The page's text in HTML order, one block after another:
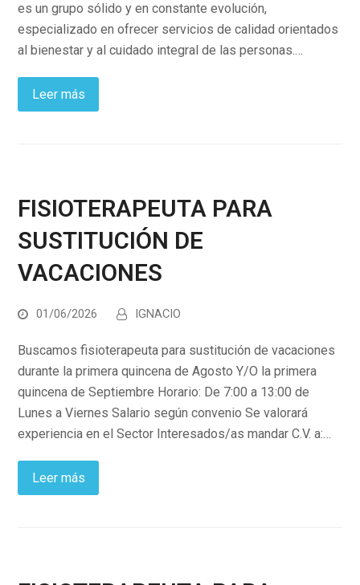
es un grupo sólido y en constante evolución,
especializado en ofrecer servicios de calidad orientados
al bienestar y al cuidado integral de las personas.…
Leer más
FISIOTERAPEUTA PARA
SUSTITUCIÓN DE
VACACIONES
01/06/2026 IGNACIO
Buscamos fisioterapeuta para sustitución de vacaciones
durante la primera quincena de Agosto Y/O la primera
quincena de Septiembre Horario: De 7:00 a 13:00 de
Lunes a Viernes Salario según convenio Se valorará
experiencia en el Sector Interesados/as mandar C.V. a:…
Leer más